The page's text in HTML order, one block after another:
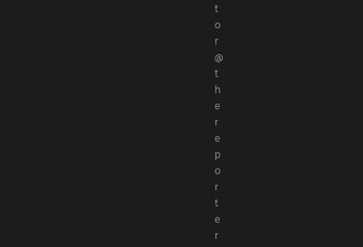
t
o
r
@
t
h
e
r
e
p
o
r
t
e
r